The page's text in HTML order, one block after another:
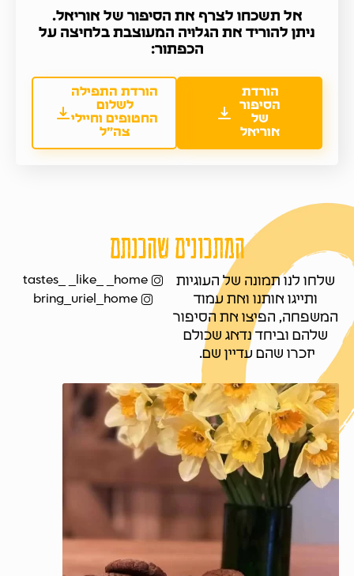
אל תשכחו לצרף את הסיפור של אוריאל.
ניתן להוריד את הגלויה המעוצבת בלחיצה על
הכפתור:
הורדת
הסיפור
של
אוריאל
הורדת התפילה
לשלום
החטופים וחיילי
צה”ל
המתכונים שהכנתם
שלחו לנו תמונה של העוגיות
ותייגו אותנו ואת עמוד
המשפחה, הפיצו את הסיפור
שלהם וביחד נדאג שכולם
יזכרו שהם עדיין שם.
tastes_ _like_ _home
bring_uriel_home